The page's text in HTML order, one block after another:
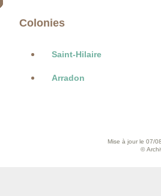
Colonies
Saint-Hilaire
Arradon
Mise à jour le 07/
©